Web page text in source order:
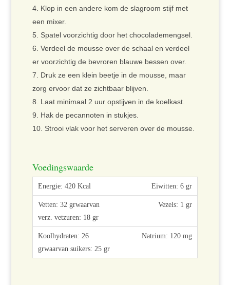
Klop in een andere kom de slagroom stijf met
een mixer.
Spatel voorzichtig door het chocolademengsel.
Verdeel de mousse over de schaal en verdeel
er voorzichtig de bevroren blauwe bessen over.
Druk ze een klein beetje in de mousse, maar
zorg ervoor dat ze zichtbaar blijven.
Laat minimaal 2 uur opstijven in de koelkast.
Hak de pecannoten in stukjes.
Strooi vlak voor het serveren over de mousse.
Voedingswaarde
Eiwitten: 6 gr
Vezels: 1 gr
Natrium: 120 mg